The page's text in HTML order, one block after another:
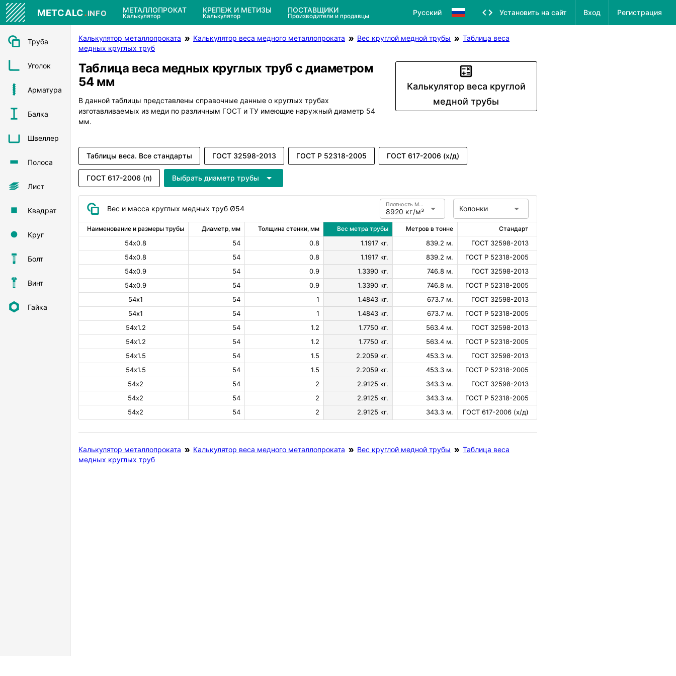
METCALC.INFO МЕТАЛЛОПРОКАТ
Калькулятор
КРЕПЕЖ И МЕТИЗЫ
Калькулятор
ПОСТАВЩИКИ
Производители и продавцы Русский Установить на сайт Вход Регистрация
Труба
Уголок
Арматура
Балка
Швеллер
Полоса
Лист
Квадрат
Круг
Болт
Винт
Гайка
Калькулятор металлопроката Калькулятор веса медного металлопроката Вес круглой медной трубы
Таблица веса
медных круглых труб
Таблица веса медных круглых труб с диаметром
54 мм
В данной таблицы представлены справочные данные о круглых трубах
изготавливаемых из меди по различным ГОСТ и ТУ имеющие наружный диаметр 54
мм.
Калькулятор веса круглой
медной трубы
Таблицы веса. Все стандарты ГОСТ 32598-2013 ГОСТ Р 52318-2005 ГОСТ 617-2006 (х/д)
ГОСТ 617-2006 (п) Выбрать диаметр трубы
Вес и масса круглых медных труб Ø54 8920 кг/м³
Плотность Медь Колонки
Наименование и размеры трубы Диаметр, мм Толщина стенки, мм Вес метра трубы Метров в тонне Стандарт
54х0.8 54 0.8 1.1917 кг. 839.2 м.
ГОСТ 32598-2013
54х0.8
54 0.8 1.1917 кг. 839.2 м.
ГОСТ Р 52318-2005
54х0.9
54 0.9 1.3390 кг. 746.8 м.
ГОСТ 32598-2013
54х0.9
54 0.9 1.3390 кг. 746.8 м.
ГОСТ Р 52318-2005
54х1
54 1 1.4843 кг. 673.7 м.
ГОСТ 32598-2013
54х1
54 1 1.4843 кг. 673.7 м.
ГОСТ Р 52318-2005
54х1.2
54 1.2 1.7750 кг. 563.4 м.
ГОСТ 32598-2013
54х1.2
54 1.2 1.7750 кг. 563.4 м.
ГОСТ Р 52318-2005
54х1.5
54 1.5 2.2059 кг. 453.3 м.
ГОСТ 32598-2013
54х1.5
54 1.5 2.2059 кг. 453.3 м.
ГОСТ Р 52318-2005
54х2
54 2 2.9125 кг. 343.3 м.
ГОСТ 32598-2013
54х2
54 2 2.9125 кг. 343.3 м.
ГОСТ Р 52318-2005
54х2
54 2 2.9125 кг. 343.3 м. ГОСТ 617-2006 (х/д)
Калькулятор металлопроката Калькулятор веса медного металлопроката Вес круглой медной трубы
Таблица веса
медных круглых труб